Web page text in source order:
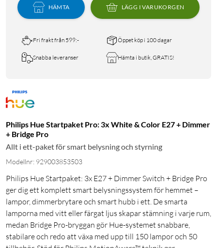
HÄMTA LÄGG I VARUKORGEN
Fri frakt från 599:- Öppet köp i 100 dagar
Snabba leveranser Hämta i butik, GRATIS!
Philips Hue Startpaket Pro: 3x White & Color E27 + Dimmer
+ Bridge Pro
Allt i ett-paket för smart belysning och styrning
Modellnr: 929003853503
Philips Hue Startpaket: 3x E27 + Dimmer Switch + Bridge Pro
ger dig ett komplett smart belysningssystem för hemmet –
lampor, dimmerbrytare och smart hubb i ett. De smarta
lamporna med vitt eller färgat ljus skapar stämning i varje rum,
medan Bridge Pro-bryggan gör Hue-systemet snabbare,
stabilare och redo att växa med upp till 150 lampor och 50